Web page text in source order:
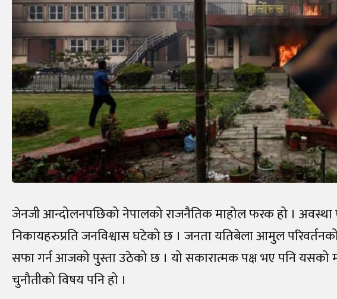
जेनजी आन्दोलनपछिको नेपालको राजनैतिक माहोल फरक हो ।
निकायहरुप्रति जनविश्वास घटेको छ । जनता यतिबेला आमुल
सफा गर्न आजको पुस्ता उठेको छ । यो सकारात्मक पक्ष भए पनि यसको
चुनौतीको विषय पनि हो ।